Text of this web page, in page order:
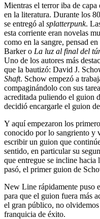
Mientras el terror iba de
en la literatura. Durante los
se entregó al splatterpunk.
esta corriente eran novelas
como en la sangre, pensad
Barker o La luz al final del
Uno de los autores más
que la bautizó: David J.
Shaft. Schow empezó a
compaginándolo con sus
acreditada puliendo el guion
decidió encargarle el guion de
Y aquí empezaron los
conocido por lo sangriento y
escribir un guion que
sentido, en particular su
que entregue se incline
pasó, el primer guion de
New Line rápidamente puso
para que el guion fuera más
el gran público, no olvidemos
franquicia de éxito.